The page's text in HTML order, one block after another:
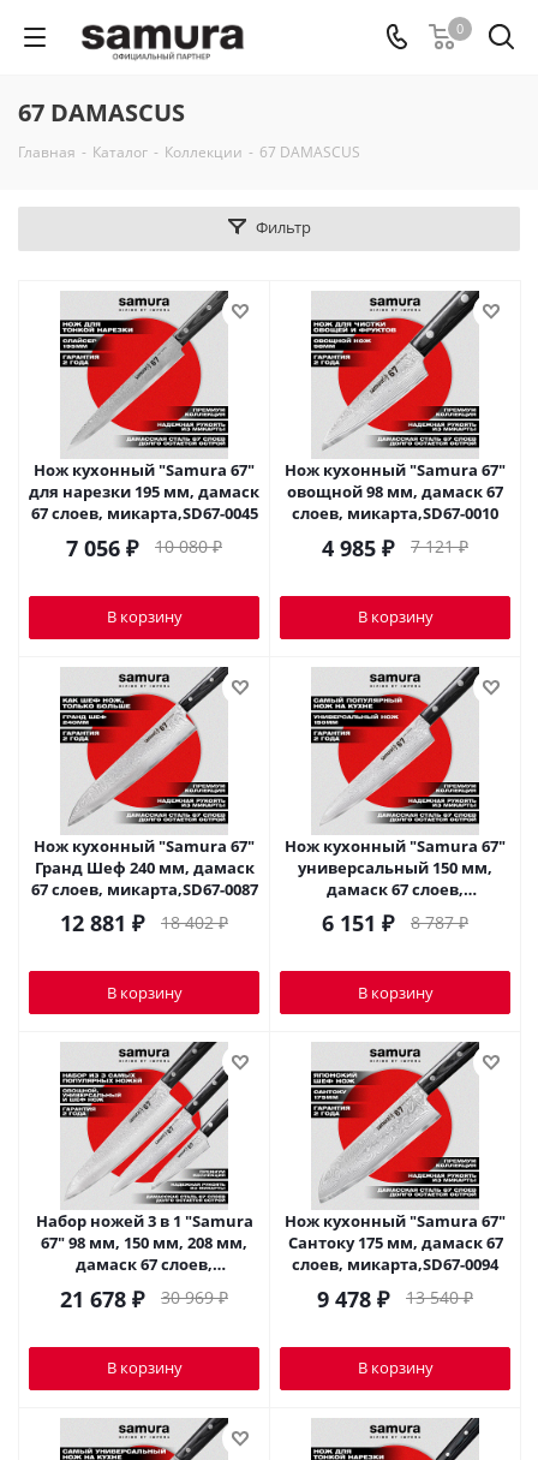
0
67 DAMASCUS
Главная - Каталог - Коллекции - 67 DAMASCUS
Фильтр
Нож кухонный "Samura 67"
для нарезки 195 мм, дамаск
67 слоев, микарта,SD67-0045
7 056 ₽ 10 080₽
В корзину
Нож кухонный "Samura 67"
овощной 98 мм, дамаск 67
слоев, микарта,SD67-0010
4 985 ₽ 7 121₽
В корзину
Нож кухонный "Samura 67"
Гранд Шеф 240 мм, дамаск
67 слоев, микарта,SD67-0087
12 881 ₽ 18 402₽
В корзину
Нож кухонный "Samura 67"
универсальный 150 мм,
дамаск 67 слоев,
микарта,SD67-0023
6 151 ₽ 8 787₽
В корзину
Набор ножей 3 в 1 "Samura
67" 98 мм, 150 мм, 208 мм,
дамаск 67 слоев,
микарта,SD67-0220
21 678 ₽ 30 969₽
В корзину
Нож кухонный "Samura 67"
Сантоку 175 мм, дамаск 67
слоев, микарта,SD67-0094
9 478 ₽ 13 540₽
В корзину